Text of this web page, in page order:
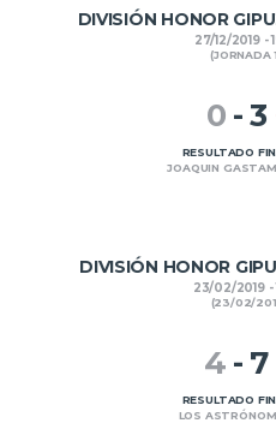
DIVISIÓN HONOR
27/12/2019 -
(JORNADA
0 -3
RESULTADO
JOAQUIN
DIVISIÓN HONOR
23/02/2019 -
(23/02/
4 - 7
RESULTADO
LOS